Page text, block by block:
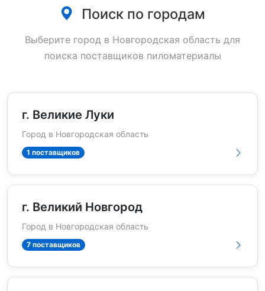
Поиск по городам
Выберите город в Новгородская область для
поиска поставщиков пиломатериалы
г. Великие Луки
Город в Новгородская область
1 поставщиков
г. Великий Новгород
Город в Новгородская область
7 поставщиков